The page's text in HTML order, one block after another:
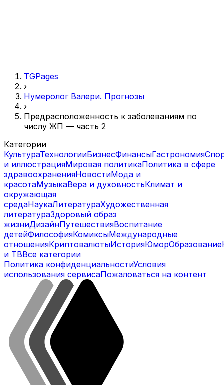
TGPages
›
Нумеролог Валери. Прогнозы
›
Предрасположенность к заболеваниям по
числу ЖП — часть 2
Категории
КультураТехнологииБизнесФинансыГастрономия
и иллюстрацияМировая политикаПолитика в сфере
здравоохраненияНовостиМода и
красотаМузыкаВера и духовностьКлимат и
окружающая
средаНаукаЛитератураХудожественная
литератураЗдоровый образ
жизниДизайнПутешествияВоспитание
детейФилософияКомиксыМеждународные
отношенияКриптовалютыИсторияЮморОбразование
и ТВВсе категории
Политика конфиденциальностиУсловия
использования сервисаПожаловаться на контент